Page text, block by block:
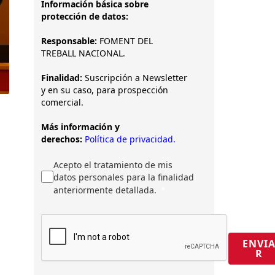
Información básica sobre
protección de datos:
Responsable: FOMENT DEL
TREBALL NACIONAL.
Finalidad: Suscripción a Newsletter
y en su caso, para prospección
comercial.
Más información y
derechos: Política de privacidad.
Acepto el tratamiento de mis
datos personales para la finalidad
anteriormente detallada.
ENVIA
R